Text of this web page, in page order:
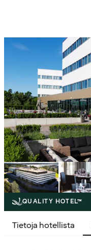
QUALITY HOTEL™
Tietoja hotellista